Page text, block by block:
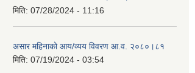
मिति: 07/28/2024 - 11:16
असार महिनाको आय/व्यय विवरण आ.व. २०८०।८१
मिति: 07/19/2024 - 03:54